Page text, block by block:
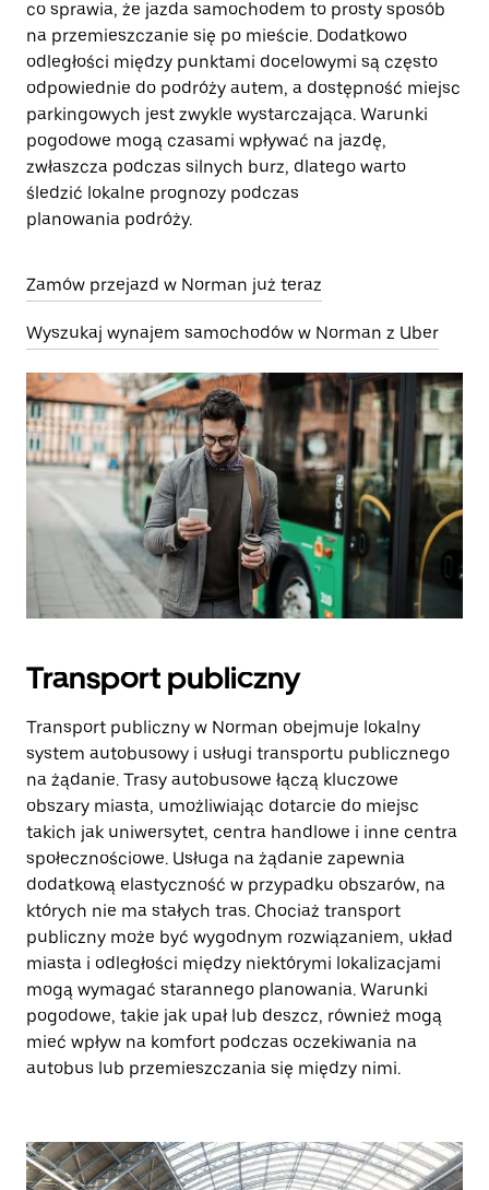
co sprawia, że jazda samochodem to prosty sposób
na przemieszczanie się po mieście. Dodatkowo
odległości między punktami docelowymi są często
odpowiednie do podróży autem, a dostępność miejsc
parkingowych jest zwykle wystarczająca. Warunki
pogodowe mogą czasami wpływać na jazdę,
zwłaszcza podczas silnych burz, dlatego warto
śledzić lokalne prognozy podczas
planowania podróży.
Zamów przejazd w Norman już teraz
Wyszukaj wynajem samochodów w Norman z Uber
Transport publiczny
Transport publiczny w Norman obejmuje lokalny
system autobusowy i usługi transportu publicznego
na żądanie. Trasy autobusowe łączą kluczowe
obszary miasta, umożliwiając dotarcie do miejsc
takich jak uniwersytet, centra handlowe i inne centra
społecznościowe. Usługa na żądanie zapewnia
dodatkową elastyczność w przypadku obszarów, na
których nie ma stałych tras. Chociaż transport
publiczny może być wygodnym rozwiązaniem, układ
miasta i odległości między niektórymi lokalizacjami
mogą wymagać starannego planowania. Warunki
pogodowe, takie jak upał lub deszcz, również mogą
mieć wpływ na komfort podczas oczekiwania na
autobus lub przemieszczania się między nimi.